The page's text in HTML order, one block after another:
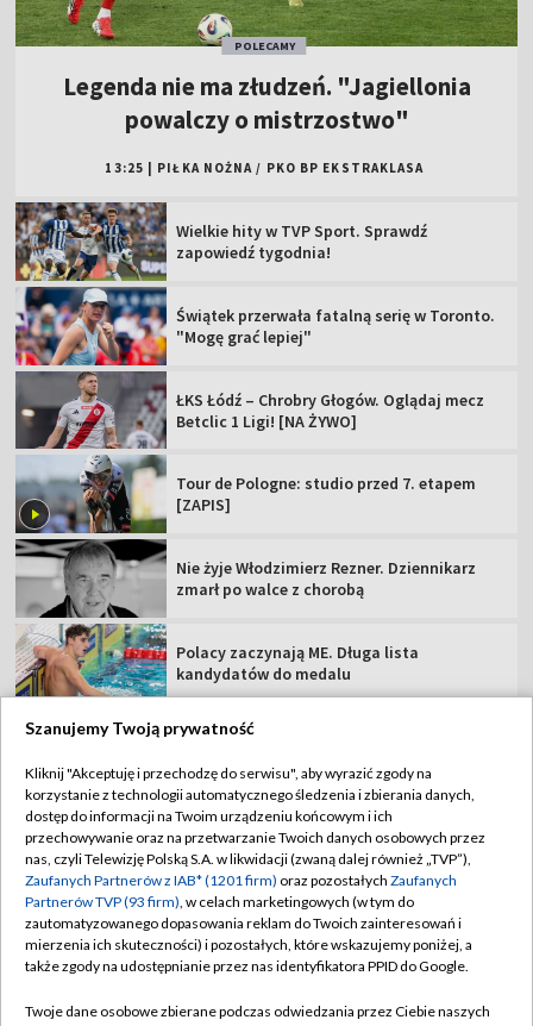
POLECAMY
Legenda nie ma złudzeń. "Jagiellonia
powalczy o mistrzostwo"
13:25 PIŁKA NOŻNA / PKO BP EKSTRAKLASA
Wielkie hity w TVP Sport. Sprawdź
zapowiedź tygodnia!
Świątek przerwała fatalną serię w Toronto.
"Mogę grać lepiej"
ŁKS Łódź – Chrobry Głogów. Oglądaj mecz
Betclic 1 Ligi! [NA ŻYWO]
Tour de Pologne: studio przed 7. etapem
[ZAPIS]
Nie żyje Włodzimierz Rezner. Dziennikarz
zmarł po walce z chorobą
Polacy zaczynają ME. Długa lista
kandydatów do medalu
TVP
Abonament TVP
Sklep TVP
Biuro Reklamy
Oferta Handlowa
Regulamin TVP
Polityka prywatności
Moje zgody
Biuro reklamy
Szanujemy Twoją prywatność
Kliknij "Akceptuję i przechodzę do serwisu", aby wyrazić zgody na
korzystanie z technologii automatycznego śledzenia i zbierania danych,
dostęp do informacji na Twoim urządzeniu końcowym i ich
przechowywanie oraz na przetwarzanie Twoich danych osobowych przez
nas, czyli Telewizję Polską S.A. w likwidacji (zwaną dalej również „TVP”),
Zaufanych Partnerów z IAB* (1201 firm) oraz pozostałych Zaufanych
Partnerów TVP (93 firm), w celach marketingowych (w tym do
zautomatyzowanego dopasowania reklam do Twoich zainteresowań i
mierzenia ich skuteczności) i pozostałych, które wskazujemy poniżej, a
także zgody na udostępnianie przez nas identyfikatora PPID do Google.
Twoje dane osobowe zbierane podczas odwiedzania przez Ciebie naszych